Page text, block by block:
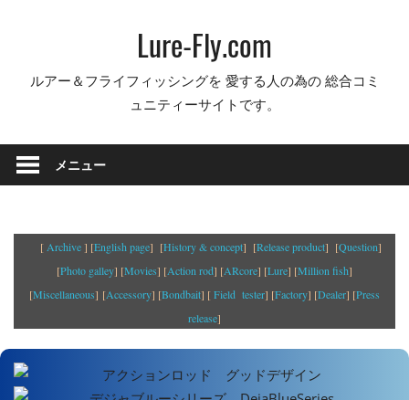
Lure-Fly.com
ルアー＆フライフィッシングを 愛する人の為の 総合コミ
ュニティーサイトです。
メニュー
[ Archive] [English page] [History & concept] [Release product] [Question]
[Photo galley] [Movies] [Action rod] [ARcore] [Lure] [Million fish]
[Miscellaneous] [Accessory] [Bondbait] [Field tester] [Factory] [Dealer] [Press
release]